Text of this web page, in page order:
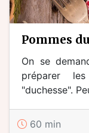
pommes
On se
préparer
"duchesse".
60 min